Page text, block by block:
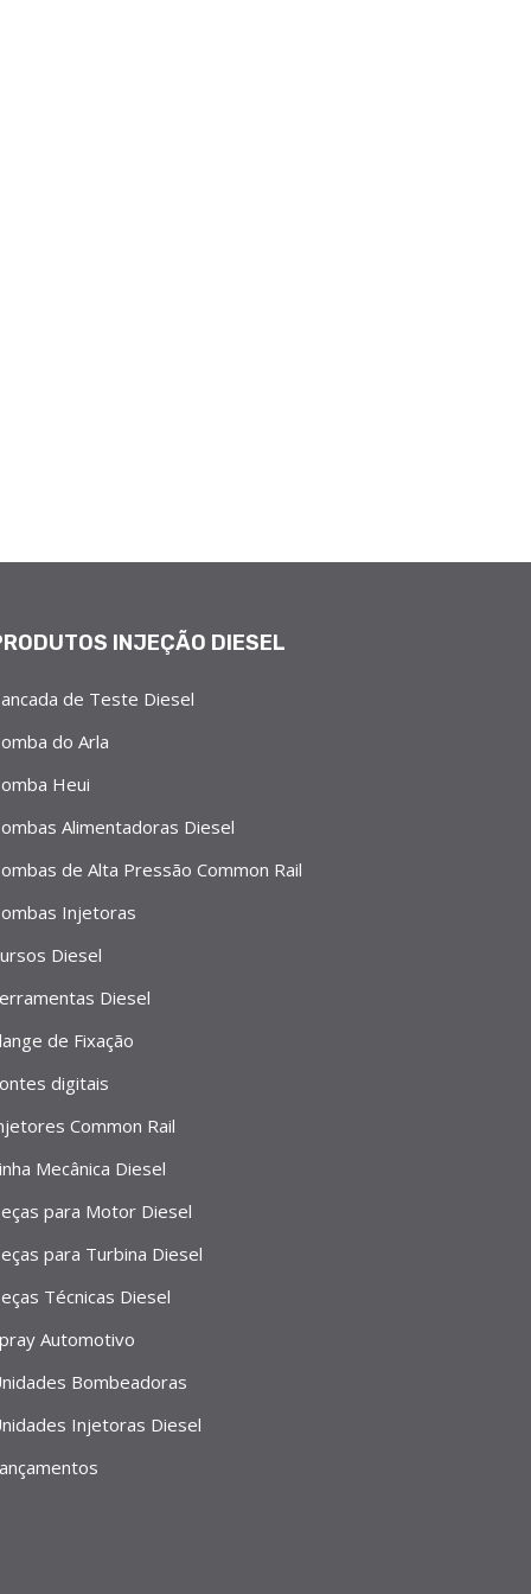
INJEÇÃO DIESEL
de Teste Diesel
do Arla
Heui
Alimentadoras Diesel
de Alta Pressão Common Rail
Injetoras
Diesel
Diesel
de Fixação
digitais
Common Rail
Mecânica Diesel
para Motor Diesel
para Turbina Diesel
Técnicas Diesel
Automotivo
Bombeadoras
Injetoras Diesel